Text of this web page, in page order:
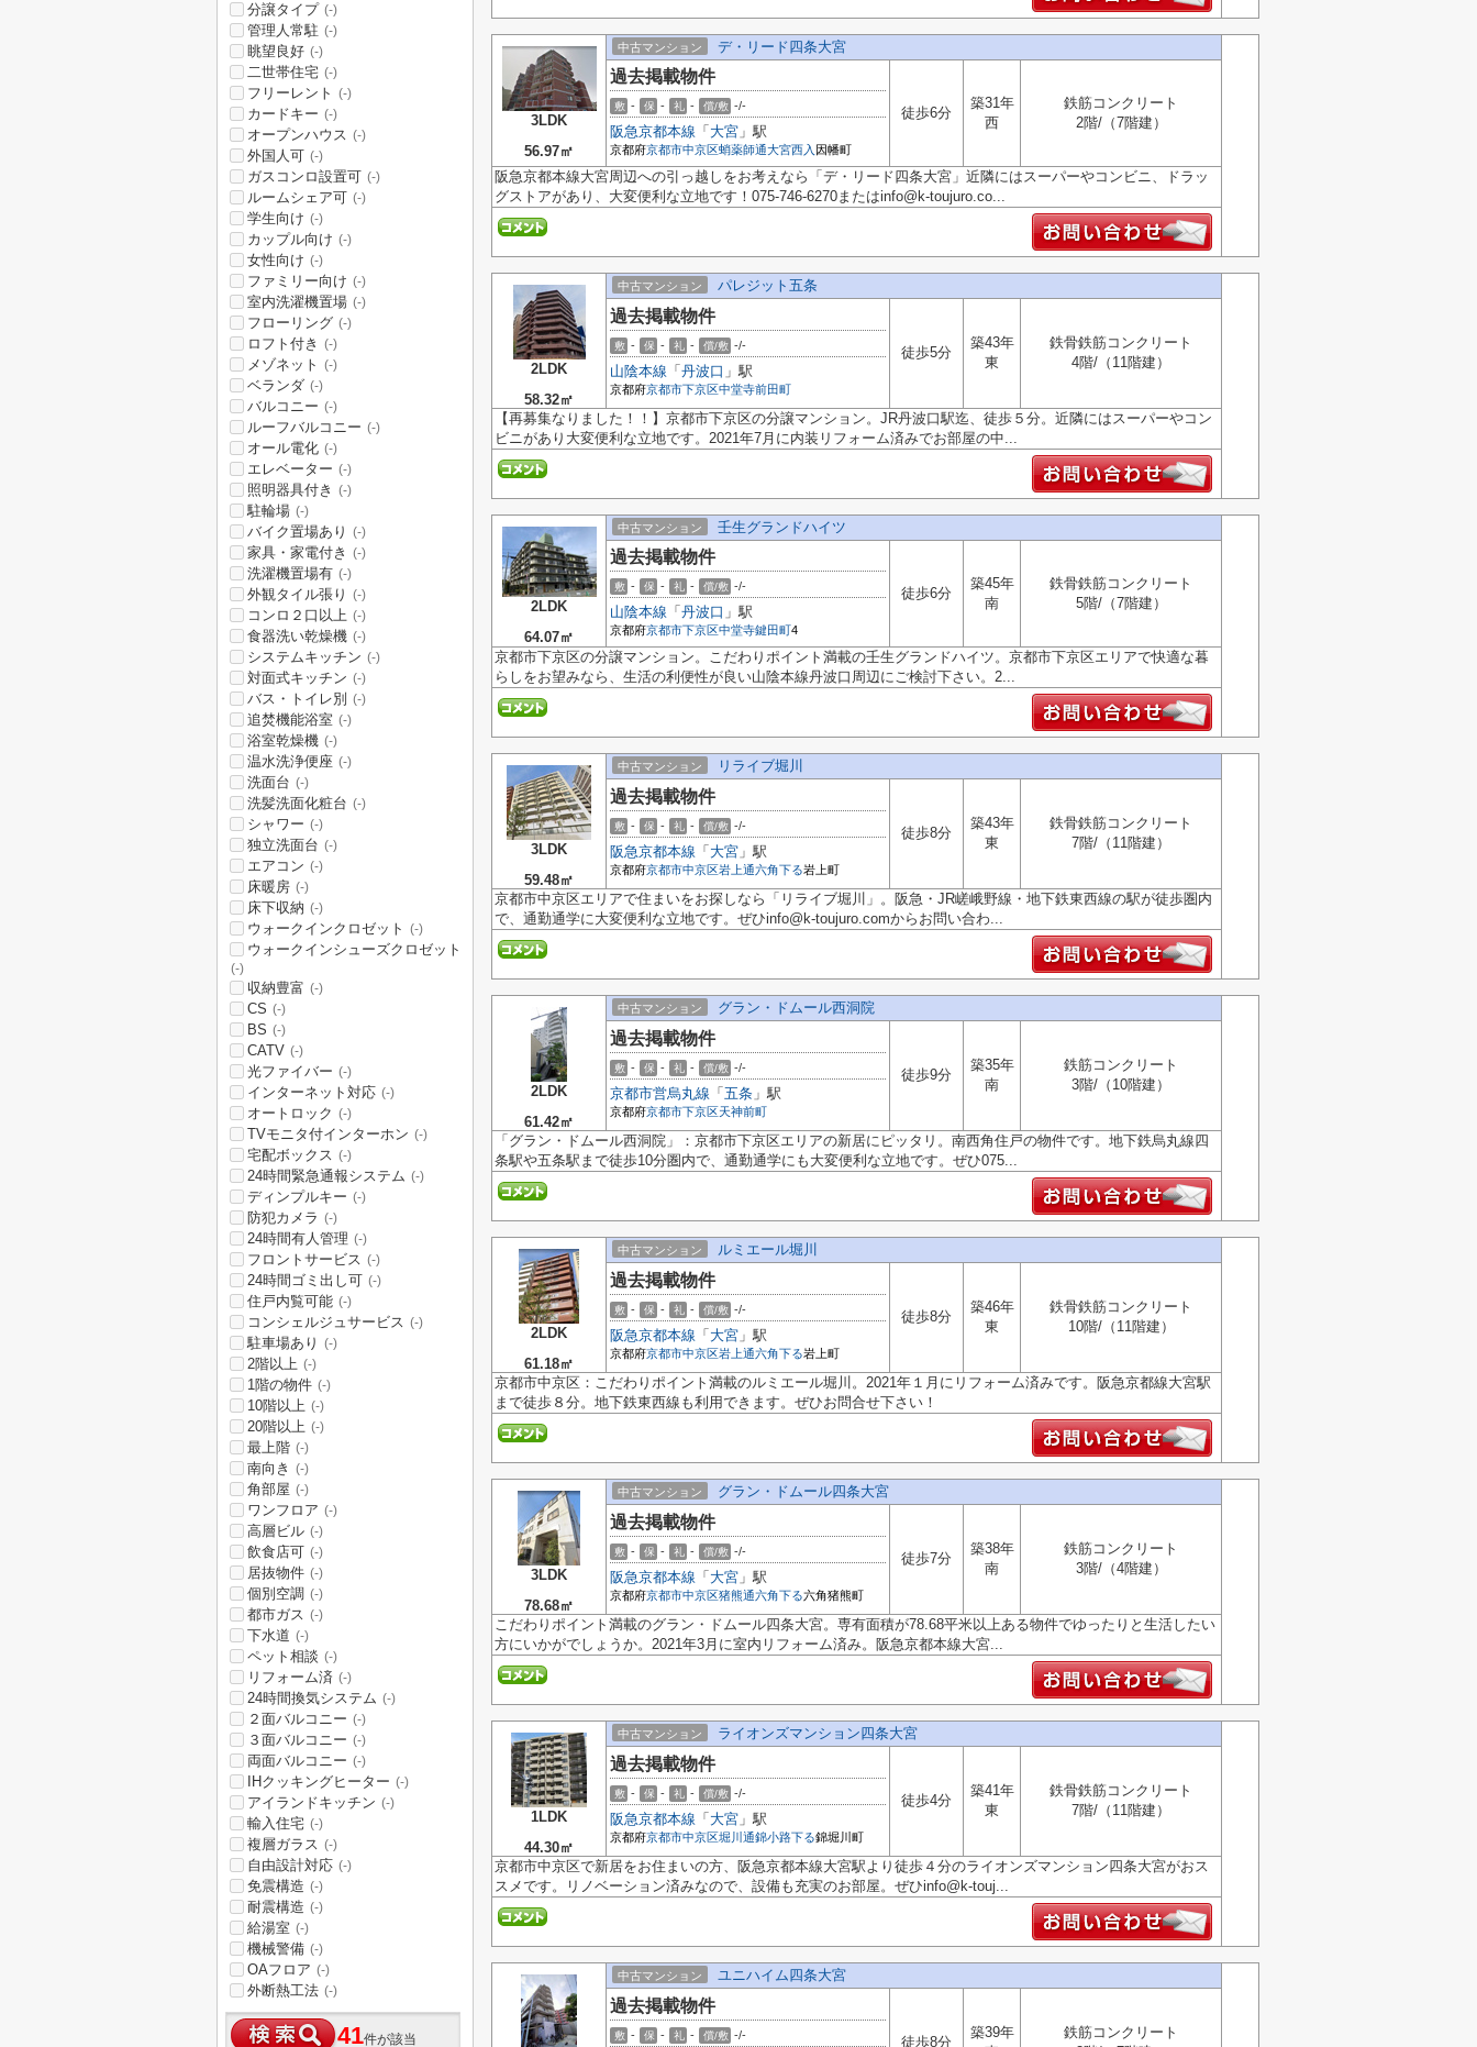
3LDK
56.97㎡
中古マンション デ・リード四条大宮
過去掲載物件
敷 - 保 - 礼 - 償/敷 -/-
阪急京都本線 「 大宮 」駅
京都府京都市中京区蛸薬師通大宮西入 因幡町
徒歩6分
築31年
西
鉄筋コンクリート
2階/（7階建）
阪急京都本線大宮周辺への引っ越しをお考えなら「デ・リード四条大宮」近隣にはスーパーやコンビニ、ドラッ
グストアがあり、大変便利な立地です！075-746-6270またはinfo@k-toujuro.co...
2LDK
58.32㎡
中古マンション パレジット五条
過去掲載物件
敷 - 保 - 礼 - 償/敷 -/-
山陰本線 「 丹波口 」駅
京都府京都市下京区中堂寺前田町
徒歩5分
築43年
東
鉄骨鉄筋コンクリート
4階/（11階建）
【再募集なりました！！】京都市下京区の分譲マンション。JR丹波口駅迄、徒歩５分。近隣にはスーパーやコン
ビニがあり大変便利な立地です。2021年7月に内装リフォーム済みでお部屋の中...
2LDK
64.07㎡
中古マンション 壬生グランドハイツ
過去掲載物件
敷 - 保 - 礼 - 償/敷 -/-
山陰本線 「 丹波口 」駅
京都府京都市下京区中堂寺鍵田町4
徒歩6分
築45年
南
鉄骨鉄筋コンクリート
5階/（7階建）
京都市下京区の分譲マンション。こだわりポイント満載の壬生グランドハイツ。京都市下京区エリアで快適な暮
らしをお望みなら、生活の利便性が良い山陰本線丹波口周辺にご検討下さい。2...
3LDK
59.48㎡
中古マンション リライブ堀川
過去掲載物件
敷 - 保 - 礼 - 償/敷 -/-
阪急京都本線 「 大宮 」駅
京都府京都市中京区岩上通六角下る岩上町
徒歩8分
築43年
東
鉄骨鉄筋コンクリート
7階/（11階建）
京都市中京区エリアで住まいをお探しなら「リライブ堀川」。阪急・JR嵯峨野線・地下鉄東西線の駅が徒歩圏内
で、通勤通学に大変便利な立地です。ぜひinfo@k-toujuro.comからお問い合わ...
2LDK
61.42㎡
中古マンション グラン・ドムール西洞院
過去掲載物件
敷 - 保 - 礼 - 償/敷 -/-
京都市営烏丸線 「 五条 」駅
京都府京都市下京区 天神前町
徒歩9分
築35年
南
鉄筋コンクリート
3階/（10階建）
「グラン・ドムール西洞院」：京都市下京区エリアの新居にピッタリ。南西角住戸の物件です。地下鉄烏丸線四
条駅や五条駅まで徒歩10分圏内で、通勤通学にも大変便利な立地です。ぜひ075...
2LDK
61.18㎡
中古マンション ルミエール堀川
過去掲載物件
敷 - 保 - 礼 - 償/敷 -/-
阪急京都本線 「 大宮 」駅
京都府京都市中京区岩上通六角下る岩上町
徒歩8分
築46年
東
鉄骨鉄筋コンクリート
10階/（11階建）
京都市中京区：こだわりポイント満載のルミエール堀川。2021年１月にリフォーム済みです。阪急京都線大宮駅
まで徒歩８分。地下鉄東西線も利用できます。ぜひお問合せ下さい！
3LDK
78.68㎡
中古マンション グラン・ドムール四条大宮
過去掲載物件
敷 - 保 - 礼 - 償/敷 -/-
阪急京都本線 「 大宮 」駅
京都府京都市中京区猪熊通六角下る六角猪熊町
徒歩7分
築38年
南
鉄筋コンクリート
3階/（4階建）
こだわりポイント満載のグラン・ドムール四条大宮。専有面積が78.68平米以上ある物件でゆったりと生活したい
方にいかがでしょうか。2021年3月に室内リフォーム済み。阪急京都本線大宮...
1LDK
44.30㎡
中古マンション ライオンズマンション四条大宮
過去掲載物件
敷 - 保 - 礼 - 償/敷 -/-
阪急京都本線 「 大宮 」駅
京都府京都市中京区堀川通錦小路下る錦堀川町
徒歩4分
築41年
東
鉄骨鉄筋コンクリート
7階/（11階建）
京都市中京区で新居をお住まいの方、阪急京都本線大宮駅より徒歩４分のライオンズマンション四条大宮がおス
スメです。リノベーション済みなので、設備も充実のお部屋。ぜひinfo@k-touj...
中古マンション ユニハイム四条大宮
過去掲載物件
敷 - 保 - 礼 - 償/敷 -/- 徒歩8分
築39年
鉄筋コンクリート
分譲タイプ (-)
管理人常駐 (-)
眺望良好 (-)
二世帯住宅 (-)
フリーレント (-)
カードキー (-)
オープンハウス (-)
外国人可 (-)
ガスコンロ設置可 (-)
ルームシェア可 (-)
学生向け (-)
カップル向け (-)
女性向け (-)
ファミリー向け (-)
室内洗濯機置場 (-)
フローリング (-)
ロフト付き (-)
メゾネット (-)
ベランダ (-)
バルコニー (-)
ルーフバルコニー (-)
オール電化 (-)
エレベーター (-)
照明器具付き (-)
駐輪場 (-)
バイク置場あり (-)
家具・家電付き (-)
洗濯機置場有 (-)
外観タイル張り (-)
コンロ２口以上 (-)
食器洗い乾燥機 (-)
システムキッチン (-)
対面式キッチン (-)
バス・トイレ別 (-)
追焚機能浴室 (-)
浴室乾燥機 (-)
温水洗浄便座 (-)
洗面台 (-)
洗髪洗面化粧台 (-)
シャワー (-)
独立洗面台 (-)
エアコン (-)
床暖房 (-)
床下収納 (-)
ウォークインクロゼット (-)
ウォークインシューズクロゼット
(-)
収納豊富 (-)
CS (-)
BS (-)
CATV (-)
光ファイバー (-)
インターネット対応 (-)
オートロック (-)
TVモニタ付インターホン (-)
宅配ボックス (-)
24時間緊急通報システム (-)
ディンプルキー (-)
防犯カメラ (-)
24時間有人管理 (-)
フロントサービス (-)
24時間ゴミ出し可 (-)
住戸内覧可能 (-)
コンシェルジュサービス (-)
駐車場あり (-)
2階以上 (-)
1階の物件 (-)
10階以上 (-)
20階以上 (-)
最上階 (-)
南向き (-)
角部屋 (-)
ワンフロア (-)
高層ビル (-)
飲食店可 (-)
居抜物件 (-)
個別空調 (-)
都市ガス (-)
下水道 (-)
ペット相談 (-)
リフォーム済 (-)
24時間換気システム (-)
２面バルコニー (-)
３面バルコニー (-)
両面バルコニー (-)
IHクッキングヒーター (-)
アイランドキッチン (-)
輸入住宅 (-)
複層ガラス (-)
自由設計対応 (-)
免震構造 (-)
耐震構造 (-)
給湯室 (-)
機械警備 (-)
OAフロア (-)
外断熱工法 (-)
41件が該当